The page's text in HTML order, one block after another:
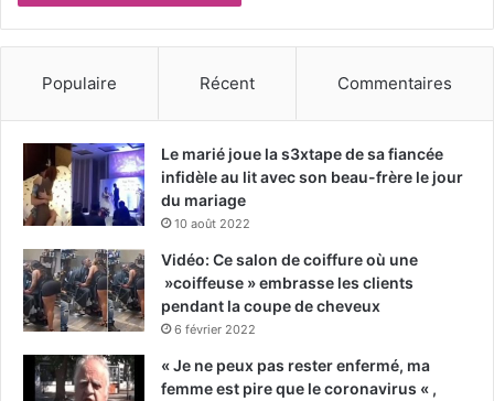
Populaire Récent Commentaires
Le marié joue la s3xtape de sa fiancée
infidèle au lit avec son beau-frère le jour
du mariage
10 août 2022
Vidéo: Ce salon de coiffure où une
»coiffeuse » embrasse les clients
pendant la coupe de cheveux
6 février 2022
« Je ne peux pas rester enfermé, ma
femme est pire que le coronavirus « ,